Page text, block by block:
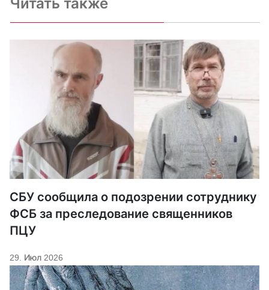
Читать также
СБУ сообщила о подозрении сотруднику
ФСБ за преследование священников
ПЦУ
29. Июл 2026